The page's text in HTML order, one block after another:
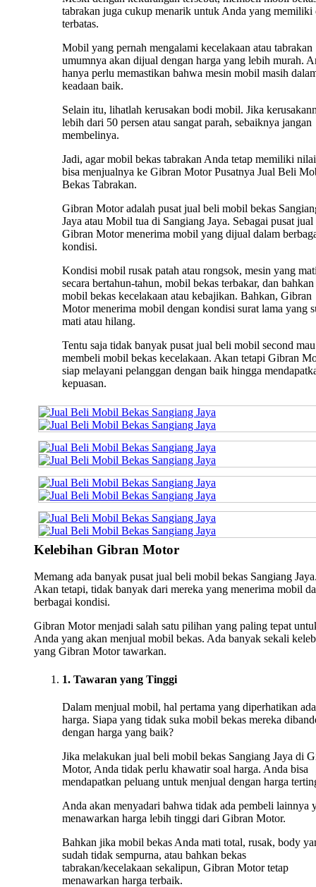
tabrakan juga cukup menarik untuk Anda yang memiliki
terbatas.
Mobil yang pernah mengalami kecelakaan atau tabrakan
umumnya akan dijual dengan harga yang lebih murah.
hanya perlu memastikan bahwa mesin mobil masih
keadaan baik.
Selain itu, lihatlah kerusakan bodi mobil. Jika
lebih dari 50 persen atau sangat parah, sebaiknya jangan
membelinya.
Jadi, agar mobil bekas tabrakan Anda tetap memiliki
bisa menjualnya ke Gibran Motor Pusatnya Jual Beli
Bekas Tabrakan.
Gibran Motor adalah pusat jual beli mobil bekas
Jaya atau Mobil tua di Sangiang Jaya. Sebagai pusat
Gibran Motor menerima mobil yang dijual dalam
kondisi.
Kondisi mobil rusak patah atau rongsok, mesin yang
secara bertahun-tahun, mobil bekas terbakar, dan bahkan
mobil bekas kecelakaan atau kebajikan. Bahkan, Gibran
Motor menerima mobil dengan kondisi surat lama yang
mati atau hilang.
Tentu saja tidak banyak pusat jual beli mobil second mau
membeli mobil bekas kecelakaan. Akan tetapi Gibran
siap melayani pelanggan dengan baik hingga
kepuasan.
Kelebihan Gibran Motor
Memang ada banyak pusat jual beli mobil bekas Sangiang
Akan tetapi, tidak banyak dari mereka yang menerima mobil
berbagai kondisi.
Gibran Motor menjadi salah satu pilihan yang paling tepat
Anda yang akan menjual mobil bekas. Ada banyak sekali
yang Gibran Motor tawarkan.
1. Tawaran yang Tinggi
Dalam menjual mobil, hal pertama yang diperhatikan
harga. Siapa yang tidak suka mobil bekas mereka
dengan harga yang baik?
Jika melakukan jual beli mobil bekas Sangiang Jaya di
Motor, Anda tidak perlu khawatir soal harga. Anda bisa
mendapatkan peluang untuk menjual dengan harga
Anda akan menyadari bahwa tidak ada pembeli lainnya
menawarkan harga lebih tinggi dari Gibran Motor.
Bahkan jika mobil bekas Anda mati total, rusak, body
sudah tidak sempurna, atau bahkan bekas
tabrakan/kecelakaan sekalipun, Gibran Motor tetap
menawarkan harga terbaik.